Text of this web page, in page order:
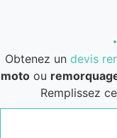
Obtenez un devis
motoou
Remplissez